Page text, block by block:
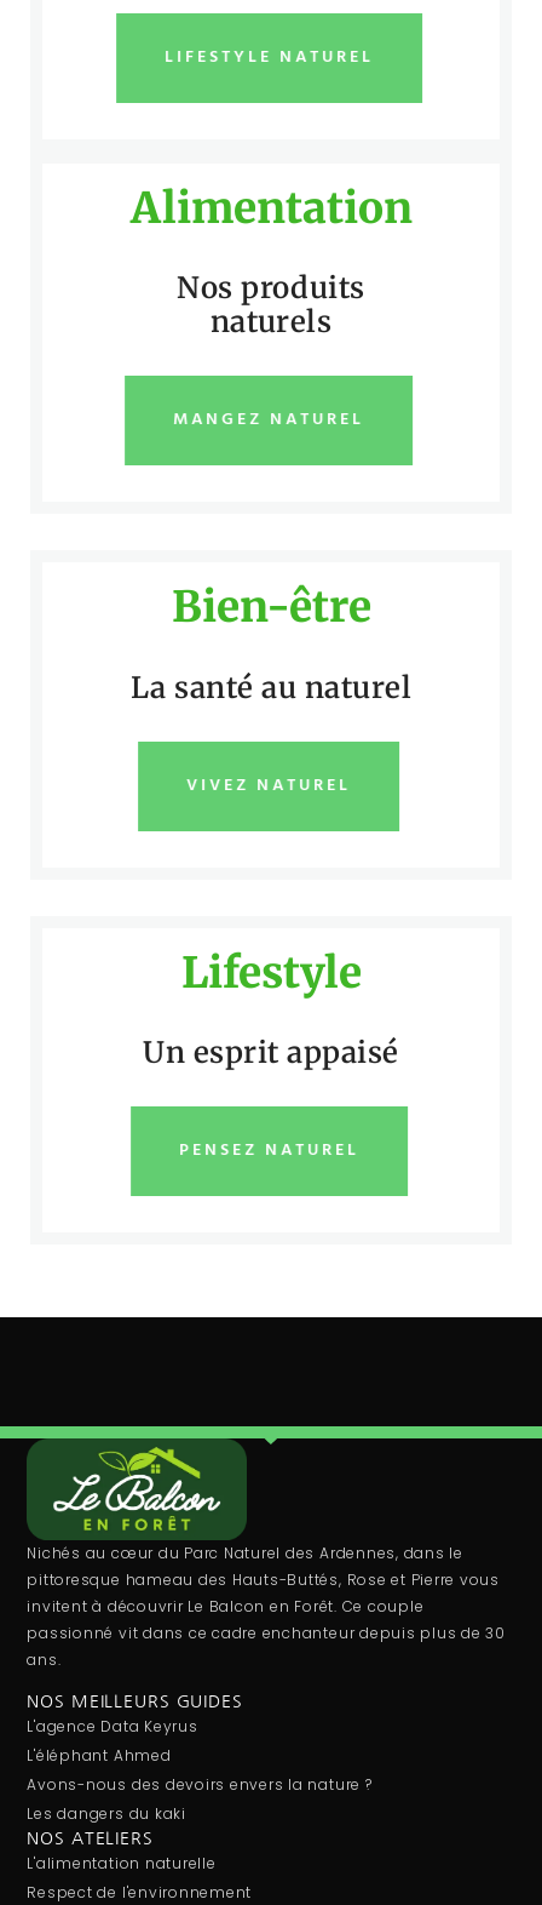
LIFESTYLE NATUREL
Alimentation
Nos produits
naturels
MANGEZ NATUREL
Bien-être
La santé au naturel
VIVEZ NATUREL
Lifestyle
Un esprit appaisé
PENSEZ NATUREL
Nichés au cœur du Parc Naturel des Ardennes, dans le
pittoresque hameau des Hauts-Buttés, Rose et Pierre vous
invitent à découvrir Le Balcon en Forêt. Ce couple
passionné vit dans ce cadre enchanteur depuis plus de 30
ans.
NOS MEILLEURS GUIDES
L'agence Data Keyrus
L'éléphant Ahmed
Avons-nous des devoirs envers la nature ?
Les dangers du kaki
NOS ATELIERS
L'alimentation naturelle
Respect de l'environnement